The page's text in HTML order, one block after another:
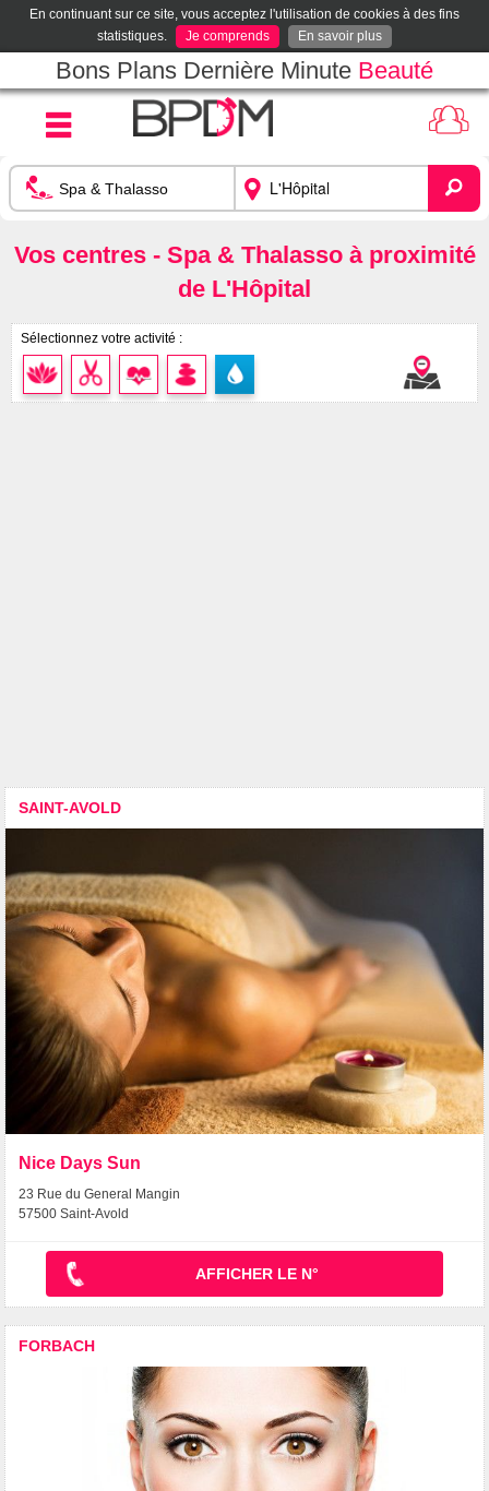
En continuant sur ce site, vous acceptez l'utilisation de cookies à des fins
statistiques.
Je comprends En savoir plus
Bons Plans Dernière Minute Beauté
Vos centres - Spa & Thalasso à proximité
de L'Hôpital
Sélectionnez votre activité :
SAINT-AVOLD
Nice Days Sun
23 Rue du General Mangin
57500 Saint-Avold
AFFICHER LE N°
FORBACH